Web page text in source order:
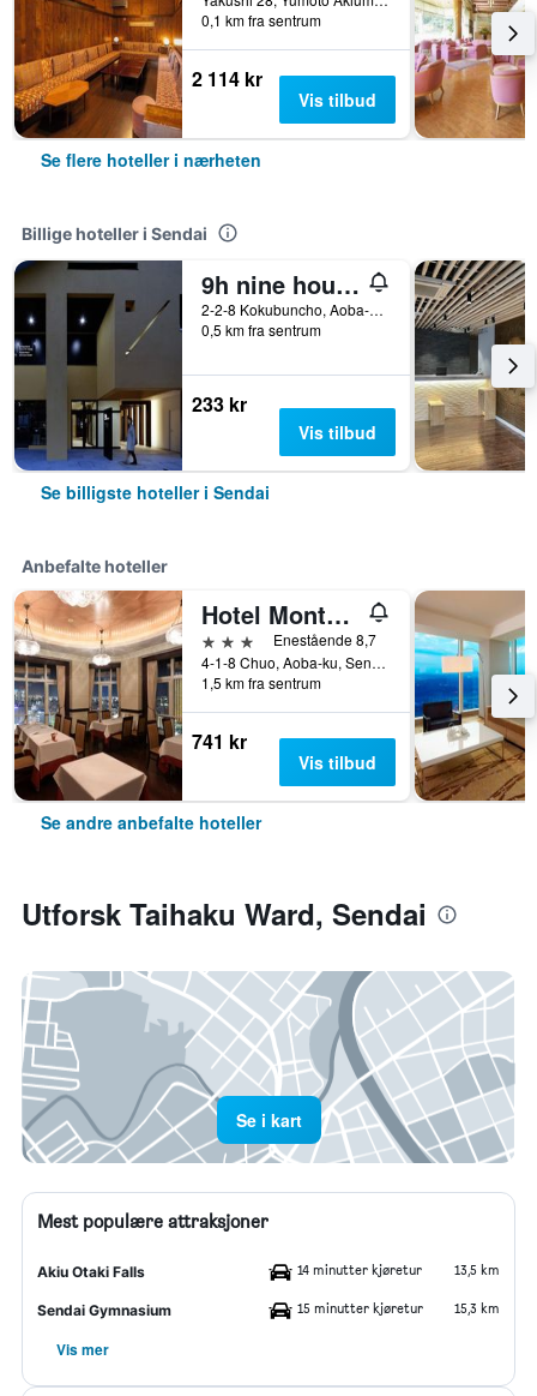
0,1 km fra sentrum
2 114 kr
Vis tilbud
Se flere hoteller i nærheten
Billige hoteller i Sendai
9h nine hours Sendai
2-2-8 Kokubuncho, Aoba-ku, Sendai, Japan
0,5 km fra sentrum
233 kr
Vis tilbud
Se billigste hoteller i Sendai
Anbefalte hoteller
Hotel Monterey Sendai
3 stjernerEnestående 8,7
4-1-8 Chuo, Aoba-ku, Sendai, Japan
1,5 km fra sentrum
741 kr
Vis tilbud
Se andre anbefalte hoteller
Utforsk Taihaku Ward, Sendai
Se i kart
Mest populære attraksjoner
Akiu Otaki Falls 14 minutter kjøretur 13,5 km
Sendai Gymnasium 15 minutter kjøretur 15,3 km
Vis mer